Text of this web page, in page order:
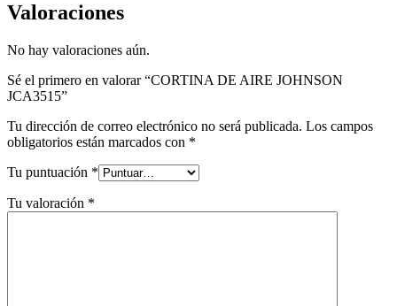
Valoraciones
No hay valoraciones aún.
Sé el primero en valorar “CORTINA DE AIRE JOHNSON
JCA3515”
Tu dirección de correo electrónico no será publicada. Los campos
obligatorios están marcados con *
Tu puntuación *
Tu valoración *